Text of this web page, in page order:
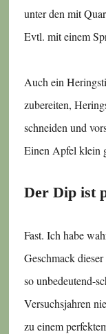
unter den mit
Evtl. mit einem
Auch ein
zubereiten,
schneiden und
Einen Apfel klein
Der Dip ist
Fast. Ich habe
Geschmack
so unbedeutend-
Versuchsjahren
zu einem